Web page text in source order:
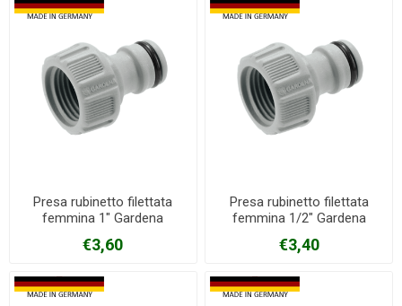
Presa rubinetto filettata
femmina 1" Gardena
€3,60
Presa rubinetto filettata
femmina 1/2" Gardena
€3,40